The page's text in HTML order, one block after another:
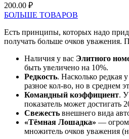
200.00 ₽
БОЛЬШЕ ТОВАРОВ
Есть принципы, которых надо
получать больше очков уважения.
Наличия у вас Элитного
быть увеличено на 10%.
Редкость. Насколько редкая
разное кол-во, но в среднем
Командный коэффициент.
показатель может достигать
Свежесть внешнего вида
«Тёмная Лошадка» —
множитель очков уважения